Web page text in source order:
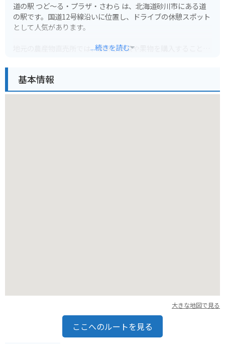
道の駅 つど～る・プラザ・さわら は、北海道砂川市にある道
の駅です。国道12号線沿いに位置し、ドライブの休憩スポット
として人気があります。
地元の農産物直売所では、新鮮な野菜や果物を購入することが
産の米粉を使ったパンやスイーツも人気です。
...続きを読む
基本情報
大きな地図で見る
ここへのルートを見る